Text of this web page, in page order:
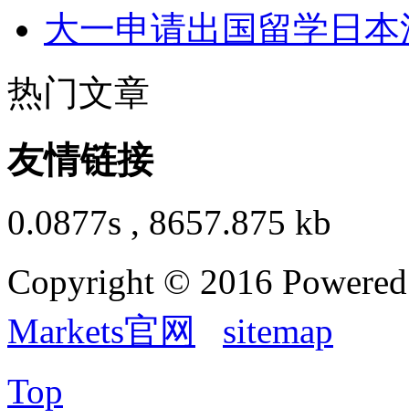
大一申请出国留学日
热门文章
友情链接
0.0877s , 8657.875 kb
Copyright © 2016
Markets官网
sitemap
Top